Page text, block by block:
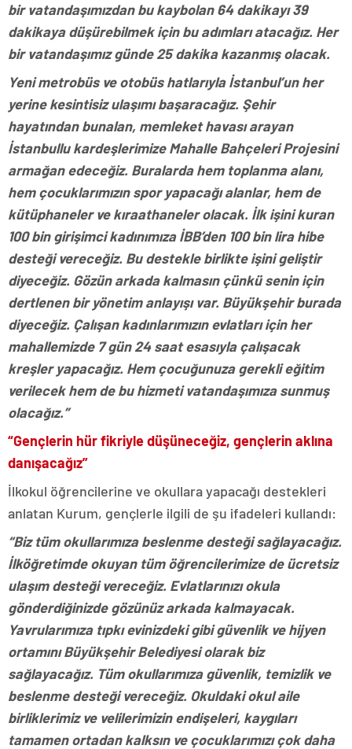
bir vatandaşımızdan bu kaybolan 64 dakikayı 39
dakikaya düşürebilmek için bu adımları atacağız. Her
bir vatandaşımız günde 25 dakika kazanmış olacak.
Yeni metrobüs ve otobüs hatlarıyla İstanbul’un her
yerine kesintisiz ulaşımı başaracağız. Şehir
hayatından bunalan, memleket havası arayan
İstanbullu kardeşlerimize Mahalle Bahçeleri Projesini
armağan edeceğiz. Buralarda hem toplanma alanı,
hem çocuklarımızın spor yapacağı alanlar, hem de
kütüphaneler ve kıraathaneler olacak. İlk işini kuran
100 bin girişimci kadınımıza İBB’den 100 bin lira hibe
desteği vereceğiz. Bu destekle birlikte işini geliştir
diyeceğiz. Gözün arkada kalmasın çünkü senin için
dertlenen bir yönetim anlayışı var. Büyükşehir burada
diyeceğiz. Çalışan kadınlarımızın evlatları için her
mahallemizde 7 gün 24 saat esasıyla çalışacak
kreşler yapacağız. Hem çocuğunuza gerekli eğitim
verilecek hem de bu hizmeti vatandaşımıza sunmuş
olacağız.”
“Gençlerin hür fikriyle düşüneceğiz, gençlerin aklına
danışacağız”
İlkokul öğrencilerine ve okullara yapacağı destekleri
anlatan Kurum, gençlerle ilgili de şu ifadeleri kullandı:
“Biz tüm okullarımıza beslenme desteği sağlayacağız.
İlköğretimde okuyan tüm öğrencilerimize de ücretsiz
ulaşım desteği vereceğiz. Evlatlarınızı okula
gönderdiğinizde gözünüz arkada kalmayacak.
Yavrularımıza tıpkı evinizdeki gibi güvenlik ve hijyen
ortamını Büyükşehir Belediyesi olarak biz
sağlayacağız. Tüm okullarımıza güvenlik, temizlik ve
beslenme desteği vereceğiz. Okuldaki okul aile
birliklerimiz ve velilerimizin endişeleri, kaygıları
tamamen ortadan kalksın ve çocuklarımızı çok daha